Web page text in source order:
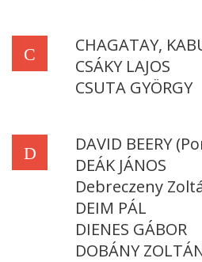
C
CHAGATAY,
CSÁKY LAJOS
CSUTA GYÖRGY
D
DAVID BEERY
DEÁK JÁNOS
Debreczeny
DEIM PÁL
DIENES GÁBOR
DOBÁNY